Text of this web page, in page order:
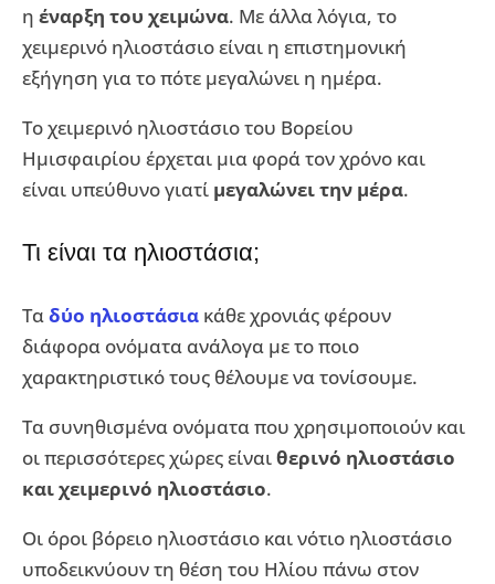
η έναρξη του χειμώνα. Με άλλα λόγια, το
χειμερινό ηλιοστάσιο είναι η επιστημονική
εξήγηση για το πότε μεγαλώνει η ημέρα.
Το χειμερινό ηλιοστάσιο του Βορείου
Ημισφαιρίου έρχεται μια φορά τον χρόνο και
είναι υπεύθυνο γιατί μεγαλώνει την μέρα.
Τι είναι τα ηλιοστάσια;
Ταδύο ηλιοστάσια κάθε χρονιάς φέρουν
διάφορα ονόματα ανάλογα με το ποιο
χαρακτηριστικό τους θέλουμε να τονίσουμε.
Τα συνηθισμένα ονόματα που χρησιμοποιούν και
οι περισσότερες χώρες είναιθερινό ηλιοστάσιο
και χειμερινό ηλιοστάσιο.
Οι όροι βόρειο ηλιοστάσιο και νότιο ηλιοστάσιο
υποδεικνύουν τη θέση του Ηλίου πάνω στον